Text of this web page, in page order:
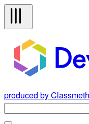
produced by